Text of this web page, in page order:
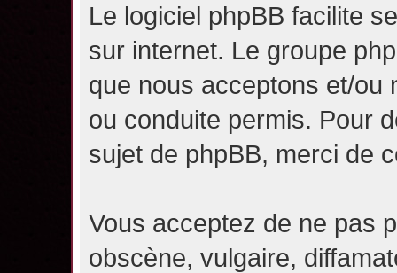
Le logiciel phpBB facilite
sur internet. Le groupe
que nous acceptons et/ou
ou conduite permis. Pour
sujet de phpBB, merci de
Vous acceptez de ne pas
obscène, vulgaire,